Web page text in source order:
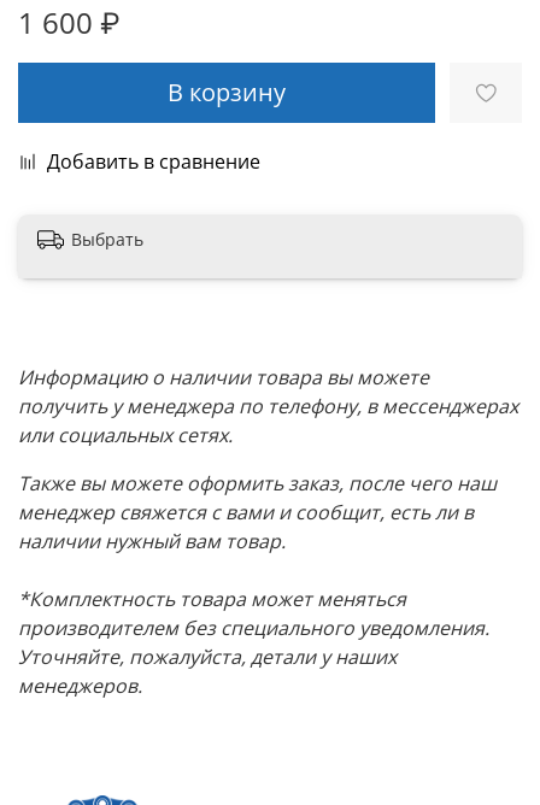
1 600 ₽
В корзину
Добавить в сравнение
Выбрать
Информацию о наличии товара вы можете
получить у менеджера по телефону, в мессенджерах
или социальных сетях.
Также вы можете оформить заказ, после чего наш
менеджер свяжется с вами и сообщит, есть ли в
наличии нужный вам товар.
*Комплектность товара может меняться
производителем без специального уведомления.
Уточняйте, пожалуйста, детали у наших
менеджеров.